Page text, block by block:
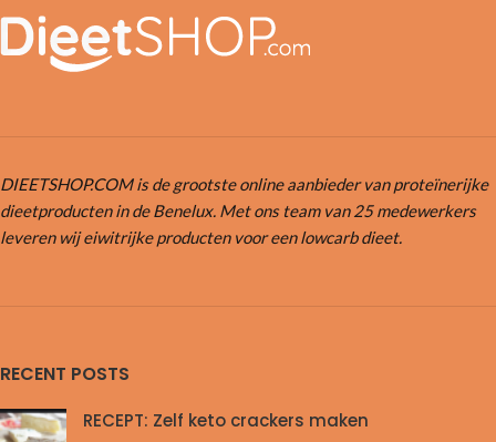
DIEETSHOP.COM is de grootste online aanbieder van proteïnerijke
dieetproducten in de Benelux. Met ons team van 25 medewerkers
leveren wij eiwitrijke producten voor een lowcarb dieet.
RECENT POSTS
RECEPT: Zelf keto crackers maken